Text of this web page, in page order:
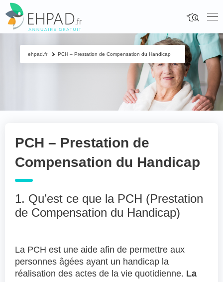
PCH – Prestation de
Compensation du Handicap
1. Qu’est ce que la PCH (Prestation
de Compensation du Handicap)
La PCH est une aide afin de permettre aux
personnes âgées ayant un handicap la
réalisation des actes de la vie quotidienne. La
ehpad.fr PCH – Prestation de Compensation du Handicap